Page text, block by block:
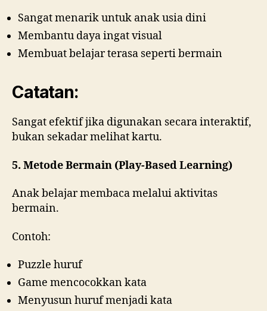
Sangat menarik untuk anak usia dini
Membantu daya ingat visual
Membuat belajar terasa seperti bermain
Catatan:
Sangat efektif jika digunakan secara interaktif,
bukan sekadar melihat kartu.
5. Metode Bermain (Play-Based Learning)
Anak belajar membaca melalui aktivitas
bermain.
Contoh:
Puzzle huruf
Game mencocokkan kata
Menyusun huruf menjadi kata